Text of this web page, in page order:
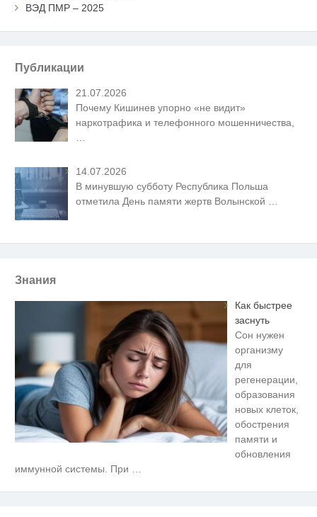
ВЭД ПМР – 2025
Публикации
21.07.2026
Почему Кишинев упорно «не видит»
наркотрафика и телефонного мошенничества,
14.07.2026
В минувшую субботу Республика Польша
отметила День памяти жертв Волынской
Знания
Как быстрее
заснуть
Сон нужен
организму
для
регенерации,
образования
новых клеток,
обострения
памяти и
обновления
иммунной системы. При
пересмотришь не раз